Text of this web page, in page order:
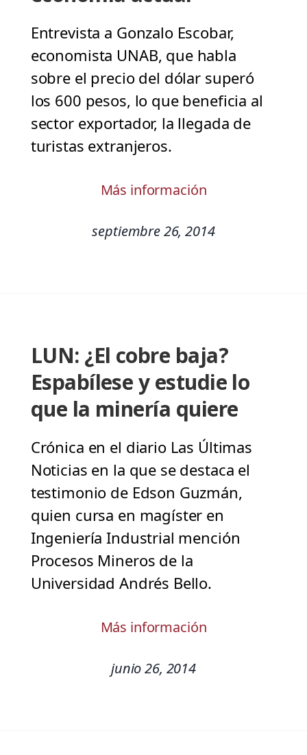
Entrevista a Gonzalo Escobar,
economista UNAB, que habla
sobre el precio del dólar superó
los 600 pesos, lo que beneficia al
sector exportador, la llegada de
turistas extranjeros.
Más información
septiembre 26, 2014
LUN: ¿El cobre baja?
Espabílese y estudie lo
que la minería quiere
Crónica en el diario Las Últimas
Noticias en la que se destaca el
testimonio de Edson Guzmán,
quien cursa en magíster en
Ingeniería Industrial mención
Procesos Mineros de la
Universidad Andrés Bello.
Más información
junio 26, 2014